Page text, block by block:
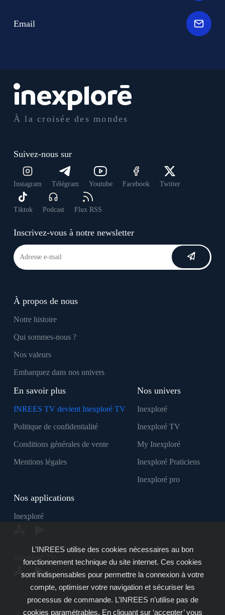
À la croisée des mondes
Suivez-nous sur
Instagram Télégram Youtube Facebook Twitter
Tiktok Podcast Flux RSS
Inscrivez-vous à notre newsletter
À propos de nous
Notre histoire
Qui sommes-nous ?
Nos valeurs
Embarquez dans nos univers
En savoir plus
INREES TV devient Inexploré TV
Politique de confidentialité
Conditions générales de vente
Mentions légales
Nos univers
Inexploré
Inexploré TV
My Inexploré
Inexploré Praticiens
Inexploré pro
Nos applications
Inexploré
Inexploré TV
Email
L’INREES utilise des cookies nécessaires au bon
fonctionnement technique du site internet. Ces cookies
sont indispensables pour permettre la connexion à votre
compte, optimiser votre navigation et sécuriser les
processus de commande. L’INREES n’utilise pas de
cookies paramétrables. En cliquant sur ‘accepter’ vous